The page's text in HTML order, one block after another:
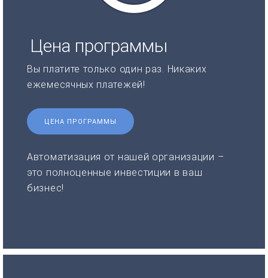
Цена программы
Вы платите только один раз. Никаких
ежемесячных платежей!
ЦЕНА ПРОГРАММЫ
Автоматизация от нашей организации –
это полноценные инвестиции в ваш
бизнес!